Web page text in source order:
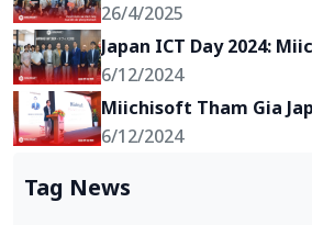
Miichisoft vinh dự đón
tới văn phòng Hà Nội
26/4/2025
Japan ICT Day 2024:
Đại Diện Các Doanh
Thăm Văn Phòng Tại
6/12/2024
Miichisoft Tham Gia
Kết Nối và Khẳng Định
6/12/2024
Tag News